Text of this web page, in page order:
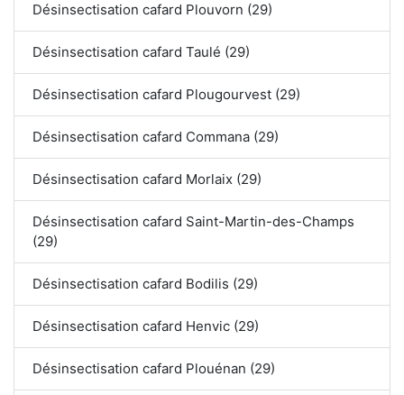
Désinsectisation cafard Plouvorn (29)
Désinsectisation cafard Taulé (29)
Désinsectisation cafard Plougourvest (29)
Désinsectisation cafard Commana (29)
Désinsectisation cafard Morlaix (29)
Désinsectisation cafard Saint-Martin-des-Champs
(29)
Désinsectisation cafard Bodilis (29)
Désinsectisation cafard Henvic (29)
Désinsectisation cafard Plouénan (29)